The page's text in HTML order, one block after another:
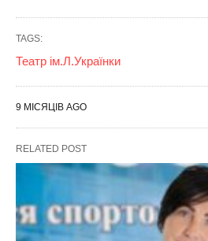
TAGS:
Театр ім.Л.Українки
9 МІСЯЦІВ AGO
RELATED POST